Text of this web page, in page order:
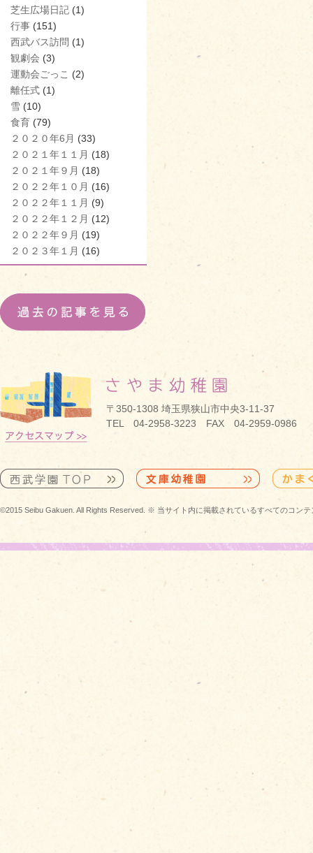
芝生広場日記 (1)
行事 (151)
西武バス訪問 (1)
観劇会 (3)
運動会ごっこ (2)
離任式 (1)
雪 (10)
食育 (79)
２０２０年6月 (33)
２０２１年１１月 (18)
２０２１年９月 (18)
２０２２年１０月 (16)
２０２２年１１月 (9)
２０２２年１２月 (12)
２０２２年９月 (19)
２０２３年１月 (16)
〒350-1308 埼玉県狭山市中央3-11-37
TEL 04-2958-3223 FAX 04-2959-0986
©2015 Seibu Gakuen. All Rights Reserved. ※ 当サイト内に掲載されているすべてのコン